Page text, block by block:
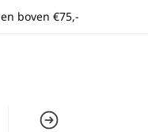
boven €75,-